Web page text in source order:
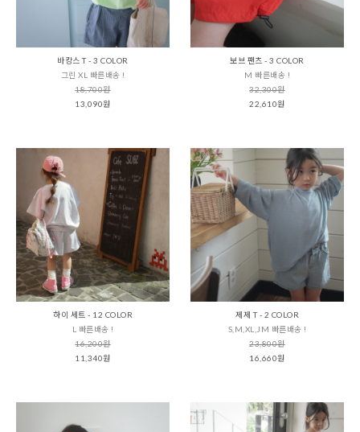
바캉스 T - 3 COLOR
그린 XL 빠른배송 !
18,700원
13,090원
보브 팬츠 - 3 COLOR
M 빠른배송 !
32,300원
22,610원
하이 세트 - 12 COLOR
L 빠른배송 !
16,200원
11,340원
제제 T - 2 COLOR
S,M,XL,JM 빠른배송 !
23,800원
16,660원